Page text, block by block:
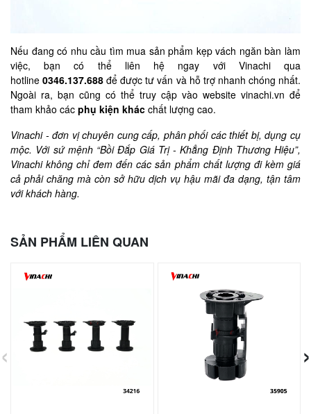
Nếu đang có nhu cầu tìm mua sản phẩm kẹp vách ngăn bàn làm
việc, bạn có thể liên hệ ngay với Vinachi qua
hotline0346.137.688 để được tư vấn và hỗ trợ nhanh chóng nhất.
Ngoài ra, bạn cũng có thể truy cập vào website vinachi.vn để
tham khảo các phụ kiện khác chất lượng cao.
Vinachi - đơn vị chuyên cung cấp, phân phối các thiết bị, dụng cụ
mộc. Với sứ mệnh “Bồi Đắp Giá Trị - Khẳng Định Thương Hiệu”,
Vinachi không chỉ đem đến các sản phẩm chất lượng đi kèm giá
cả phải chăng mà còn sở hữu dịch vụ hậu mãi đa dạng, tận tâm
với khách hàng.
SẢN PHẨM LIÊN QUAN
‹ ›